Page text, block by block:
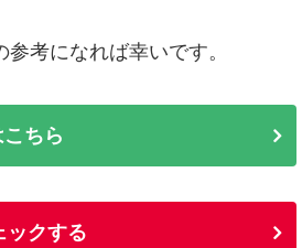
考になれば幸いです。
ちら
ックする